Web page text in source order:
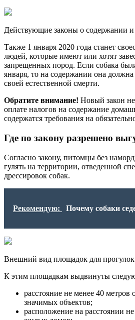
Действующие законы о содержании и
Также 1 января 2020 года станет
людей, которые имеют или хотят
запрещенных пород. Если собака
января, то на содержании она
своей естественной смерти.
Обратите внимание! Новый закон
оплате налогов на содержание
содержатся требования на
Где по закону разрешено
Согласно закону, питомцы без
гулять на территории, отведенной
дрессировок собак.
Рекомендую: Почему собаки
Внешний вид площадок для прогулок
К этим площадкам выдвинуты
расстояние не менее 40 метров
значимых объектов;
расположение на расстоянии